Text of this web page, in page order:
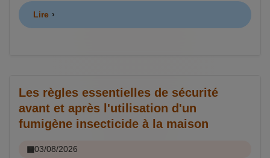
Lire
Les règles essentielles de sécurité
avant et après l'utilisation d'un
fumigène insecticide à la maison
03/08/2026